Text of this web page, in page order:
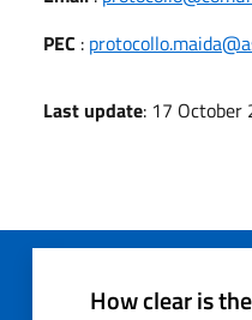
PEC :
Last update: 17 October
How clear is